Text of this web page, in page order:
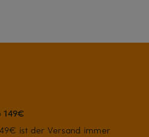
149€
ist der Versand immer